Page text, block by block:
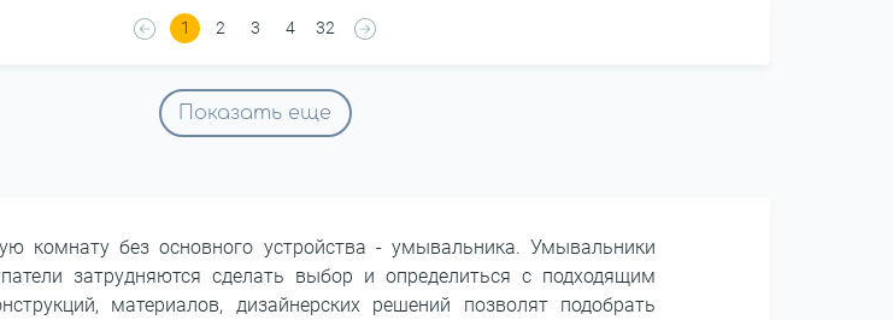
1 2 3 4 32
Показать еще
комнату без основного устройства - умывальника. Умывальники
затрудняются сделать выбор и определиться с подходящим
материалов, дизайнерских решений позволят подобрать